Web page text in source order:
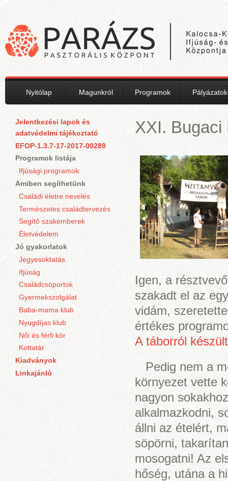
Nyitólap Magunkról Programok Pályázatok
Jelentkezési lapok és
adatvédelmi tájékoztató
EFOP-1.3.7-17-2017-00289
Programok listája
Ifjúsági programok
Amiben segíthetünk
Családi életre nevelés
Természetes családtervezés
Segítő szakemberek
Életvédelem
Jó gyakorlatok
Jegyesoktatás
Ifjúság
Családcsoportok
Gyermekszolgálat
Baba-mama klub
Nyugdíjas klub
Női és férfi kör
Kottatár
Kiadványok
Linkajánló
XXI. Bugaci
Igen, a
szakadt el az
vidám,
értékes
A táborról
Pedig nem a
környezet vette
nagyon
alkalmazkodni,
állni az ételért,
söpörni,
mosogatni! Az
hőség, utána a